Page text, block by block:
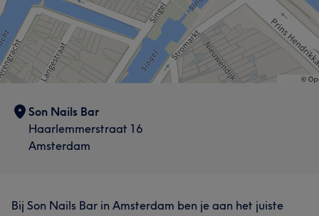
Son Nails Bar
Haarlemmerstraat 16
Amsterdam
Bij Son Nails Bar in Amsterdam ben je aan het juiste